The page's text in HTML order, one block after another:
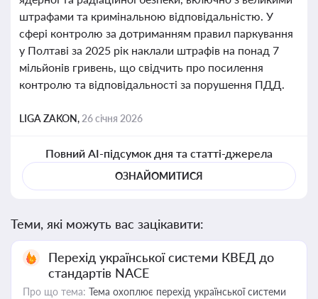
штрафами та кримінальною відповідальністю. У
сфері контролю за дотриманням правил паркування
у Полтаві за 2025 рік наклали штрафів на понад 7
мільйонів гривень, що свідчить про посилення
контролю та відповідальності за порушення ПДД.
LIGA ZAKON, 26 січня 2026
Повний AI-підсумок дня та статті-джерела
ОЗНАЙОМИТИСЯ
Теми, які можуть вас зацікавити:
Перехід української системи КВЕД до
стандартів NACE
Про що тема: Тема охоплює перехід української системи